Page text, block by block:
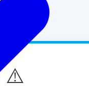
⚠️